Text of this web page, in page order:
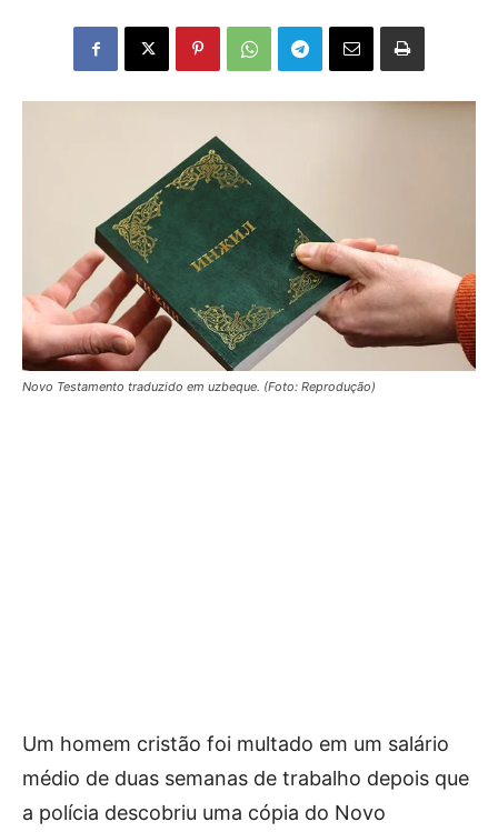
Novo Testamento traduzido em uzbeque. (Foto: Reprodução)
Um homem cristão foi multado em um salário
médio de duas semanas de trabalho depois que
a polícia descobriu uma cópia do Novo